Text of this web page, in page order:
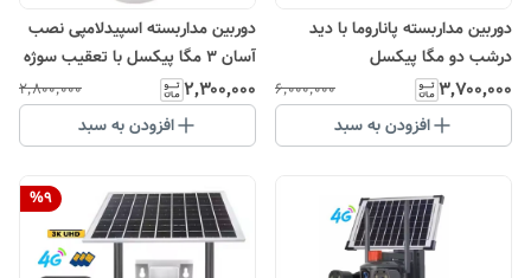
دوربین مداربسته پاناروما با دید
درشب دو مگا پیکسل
۳٬۷۰۰٬۰۰۰ ۶٬۰۰۰٬۰۰۰
افزودن به سبد
دوربین مداربسته اسپیدلامپی نصب
آسان 3 مگا پیکسل با تعقیب سوژه
۲٬۳۰۰٬۰۰۰ ۲٬۸۰۰٬۰۰۰
افزودن به سبد
%9